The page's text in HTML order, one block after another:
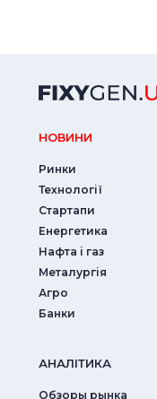
НОВИНИ
Ринки
Технології
Стартапи
Енергетика
Нафта і газ
Металургія
Агро
Банки
АНАЛIТИКА
Обзоры рынка